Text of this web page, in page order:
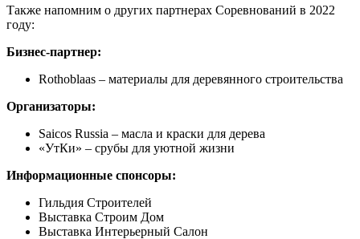
Также напомним о других партнерах Соревнований в 2022
году:
Бизнес-партнер:
Rothoblaas – материалы для деревянного строительства
Организаторы:
Saicos Russia – масла и краски для дерева
«УтКи» – срубы для уютной жизни
Информационные спонсоры:
Гильдия Строителей
Выставка Строим Дом
Выставка Интерьерный Салон